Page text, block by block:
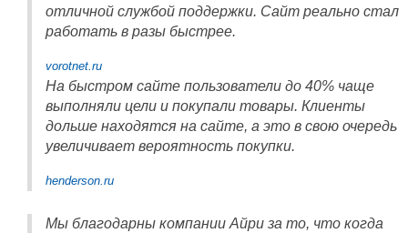
отличной службой поддержки. Сайт реально стал
работать в разы быстрее.
vorotnet.ru
На быстром сайте пользователи до 40% чаще
выполняли цели и покупали товары. Клиенты
дольше находятся на сайте, а это в свою очередь
увеличивает вероятность покупки.
henderson.ru
Мы благодарны компании Айри за то, что когда